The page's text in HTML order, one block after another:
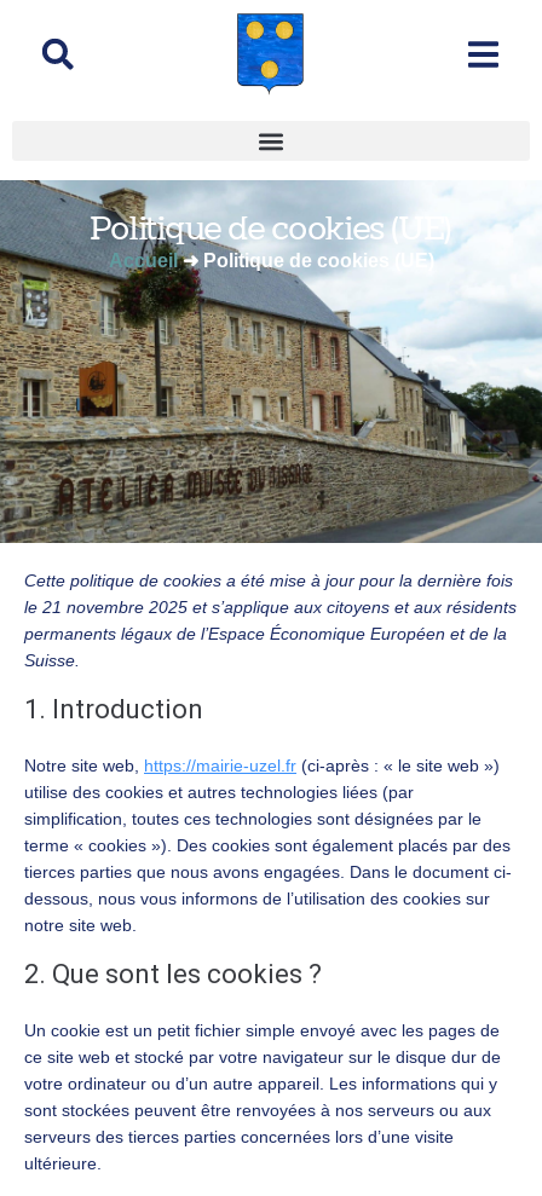
Politique de cookies (UE)
Accueil➜ Politique de cookies (UE)
Cette politique de cookies a été mise à jour pour la dernière fois
le 21 novembre 2025 et s’applique aux citoyens et aux résidents
permanents légaux de l’Espace Économique Européen et de la
Suisse.
1. Introduction
Notre site web, https://mairie-uzel.fr (ci-après : « le site web »)
utilise des cookies et autres technologies liées (par
simplification, toutes ces technologies sont désignées par le
terme « cookies »). Des cookies sont également placés par des
tierces parties que nous avons engagées. Dans le document ci-
dessous, nous vous informons de l’utilisation des cookies sur
notre site web.
2. Que sont les cookies ?
Un cookie est un petit fichier simple envoyé avec les pages de
ce site web et stocké par votre navigateur sur le disque dur de
votre ordinateur ou d’un autre appareil. Les informations qui y
sont stockées peuvent être renvoyées à nos serveurs ou aux
serveurs des tierces parties concernées lors d’une visite
ultérieure.